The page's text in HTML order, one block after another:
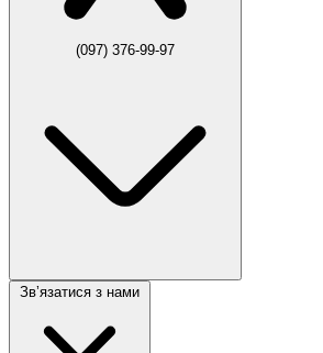
(097) 376-99-97
Звʼязатися з нами